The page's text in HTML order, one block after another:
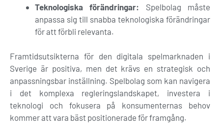
Teknologiska förändringar: Spelbolag måste
anpassa sig till snabba teknologiska förändringar
för att förbli relevanta.
Framtidsutsikterna för den digitala spelmarknaden i
Sverige är positiva, men det krävs en strategisk och
anpassningsbar inställning. Spelbolag som kan navigera
i det komplexa regleringslandskapet, investera i
teknologi och fokusera på konsumenternas behov
kommer att vara bäst positionerade för framgång.